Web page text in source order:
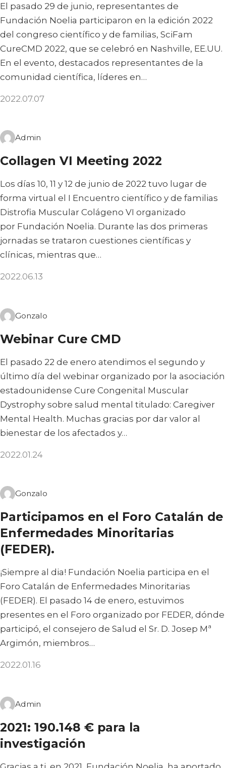
El pasado 29 de junio, representantes de
Fundación Noelia participaron en la edición 2022
del congreso científico y de familias, SciFam
CureCMD 2022, que se celebró en Nashville, EE.UU.
En el evento, destacados representantes de la
comunidad científica, líderes en…
2022.07.07
Admin
Collagen VI Meeting 2022
Los días 10, 11 y 12 de junio de 2022 tuvo lugar de
forma virtual el I Encuentro científico y de familias
Distrofia Muscular Colágeno VI organizado
por Fundación Noelia. Durante las dos primeras
jornadas se trataron cuestiones científicas y
clínicas, mientras que…
2022.06.13
Gonzalo
Webinar Cure CMD
El pasado 22 de enero atendimos el segundo y
último día del webinar organizado por la asociación
estadounidense Cure Congenital Muscular
Dystrophy sobre salud mental titulado: Caregiver
Mental Health. Muchas gracias por dar valor al
bienestar de los afectados y…
2022.01.24
Gonzalo
Participamos en el Foro Catalán de
Enfermedades Minoritarias
(FEDER).
¡Siempre al dia! Fundación Noelia participa en el
Foro Catalán de Enfermedades Minoritarias
(FEDER). El pasado 14 de enero, estuvimos
presentes en el Foro organizado por FEDER, dónde
participó, el consejero de Salud el Sr. D. Josep Mª
Argimón, miembros…
2022.01.16
Admin
2021: 190.148 € para la
investigación